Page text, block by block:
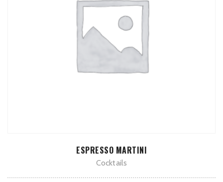
TOEVOEGEN AAN WINKELWAGEN
ESPRESSO MARTINI
Cocktails